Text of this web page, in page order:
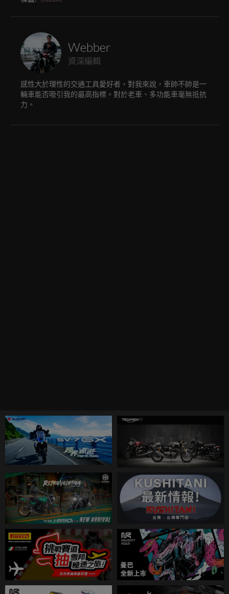
Webber
資深編輯
感性大於理性的交通工具愛好者，對我來說，車帥不帥是一
輛車能否吸引我的最高指標。對於老車、多功能車毫無抵抗
力。